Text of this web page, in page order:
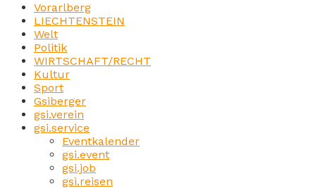
Vorarlberg
LIECHTENSTEIN
Welt
Politik
WIRTSCHAFT/RECHT
Kultur
Sport
Gsiberger
gsi.verein
gsi.service
Eventkalender
gsi.event
gsi.job
gsi.reisen